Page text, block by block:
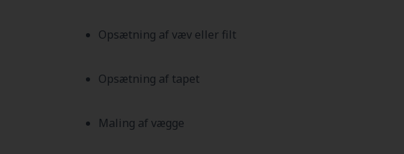
Opsætning af væv eller filt
Opsætning af tapet
Maling af vægge